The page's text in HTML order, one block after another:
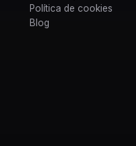
Política de cookies
Blog